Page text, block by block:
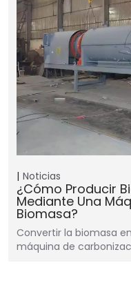
Noticias
¿Cómo Producir
Mediante Una
Biomasa?
Convertir la biomasa
máquina de